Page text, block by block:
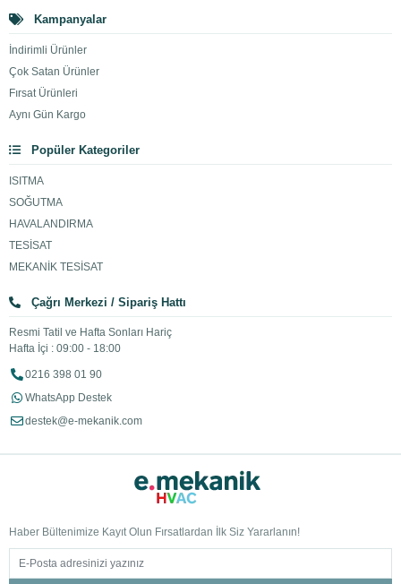
Kampanyalar
İndirimli Ürünler
Çok Satan Ürünler
Fırsat Ürünleri
Aynı Gün Kargo
Popüler Kategoriler
ISITMA
SOĞUTMA
HAVALANDIRMA
TESİSAT
MEKANİK TESİSAT
Çağrı Merkezi / Sipariş Hattı
Resmi Tatil ve Hafta Sonları Hariç
Hafta İçi : 09:00 - 18:00
0216 398 01 90
WhatsApp Destek
destek@e-mekanik.com
Haber Bültenimize Kayıt Olun Fırsatlardan İlk Siz Yararlanın!